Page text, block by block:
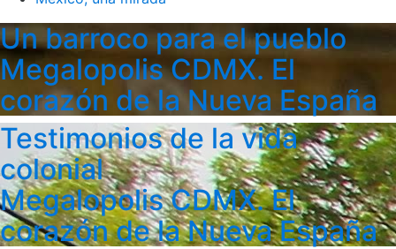
Un barroco para el pueblo
Megalopolis CDMX. El
corazón de la Nueva España
Testimonios de la vida
colonial
Megalopolis CDMX. El
corazón de la Nueva España